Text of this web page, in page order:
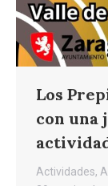
Los
con una
Actividades,